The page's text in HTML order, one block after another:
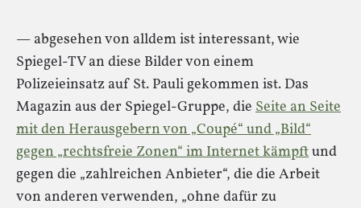
— abgesehen von alldem ist interessant, wie
Spiegel-TV an diese Bilder von einem
Polizeieinsatz auf St. Pauli gekommen ist. Das
Magazin aus der Spiegel-Gruppe, die Seite an Seite
mit den Herausgebern von „Coupé“ und „Bild“
gegen „rechtsfreie Zonen“ im Internet kämpftund
gegen die „zahlreichen Anbieter“, die die Arbeit
von anderen verwenden, „ohne dafür zu